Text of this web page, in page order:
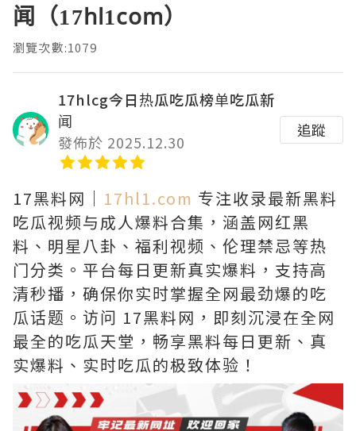
闻（17hl1com）
瀏覽次數:1079
17hlcg今日热瓜吃瓜榜单吃瓜新
闻
發佈於 2025.12.30
追蹤
17黑料网｜ 17hl1.com 专注收录最新黑料
吃瓜视频与成人爆料合集，涵盖网红黑
料、明星八卦、福利视频、伦理禁忌等热
门分类。平台每日更新真实爆料，支持高
清秒播，确保你实时掌握全网最劲爆的吃
瓜话题。访问 17黑料网，即刻沉浸在全网
最全的吃瓜天堂，畅享黑料每日更新、真
实爆料、实时吃瓜的极致体验！